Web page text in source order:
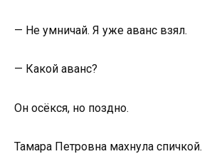
— Не умничай. Я уже аванс взял.
— Какой аванс?
Он осёкся, но поздно.
Тамара Петровна махнула спичкой.